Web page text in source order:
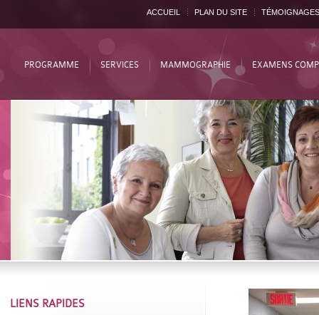
ACCUEIL PLAN DU SITE TÉMOIGNAGES
PROGRAMME SERVICES MAMMOGRAPHIE EXAMENS
LIENS RAPIDES